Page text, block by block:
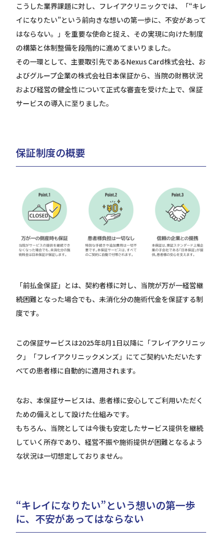
こうした業界課題に対し、フレイアクリニックでは、「“キレ
イになりたい”という前向きな想いの第一歩に、不安があって
はならない。」を重要な使命と捉え、その実現に向けた制度
の構築と体制整備を段階的に進めてまいりました。
その一環として、主要取引先であるNexus Card株式会社、お
よびグループ企業の株式会社日本保証から、当院の財務状況
および経営の健全性について正式な審査を受けた上で、保証
サービスの導入に至りました。
保証制度の概要
「前払金保証」とは、契約者様に対し、当院が万が一経営継
続困難となった場合でも、未消化分の施術代金を保証する制
度です。
この保証サービスは2025年8月1日以降に「フレイアクリニッ
ク」「フレイアクリニックメンズ」にてご契約いただいたす
べての患者様に自動的に適用されます。
なお、本保証サービスは、患者様に安心してご利用いただく
ための備えとして設けた仕組みです。
もちろん、当院としては今後も安定したサービス提供を継続
していく所存であり、経営不振や施術提供が困難となるよう
な状況は一切想定しておりません。
“キレイになりたい”という想いの第一歩
に、不安があってはならない